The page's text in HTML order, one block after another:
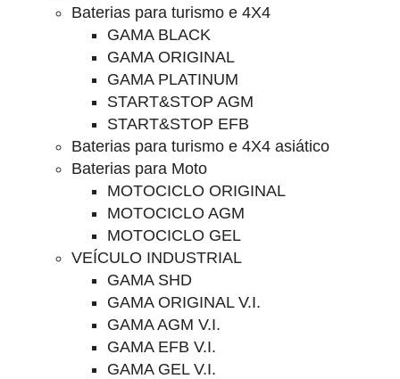
Baterias para turismo e 4X4
GAMA BLACK
GAMA ORIGINAL
GAMA PLATINUM
START&STOP AGM
START&STOP EFB
Baterias para turismo e 4X4 asiático
Baterias para Moto
MOTOCICLO ORIGINAL
MOTOCICLO AGM
MOTOCICLO GEL
VEÍCULO INDUSTRIAL
GAMA SHD
GAMA ORIGINAL V.I.
GAMA AGM V.I.
GAMA EFB V.I.
GAMA GEL V.I.